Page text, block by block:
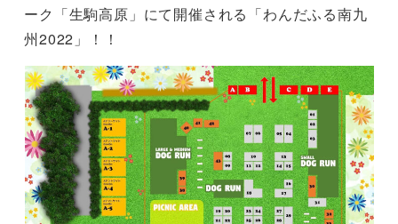
ーク「生駒高原」にて開催される「わんだふる南九
州2022」！！